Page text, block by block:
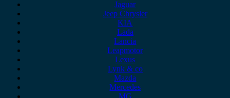
Jaguar
Jeep Chrysler
KIA
Lada
Lancia
Leapmotor
Lexus
Lynk & co
Mazda
Mercedes
MG